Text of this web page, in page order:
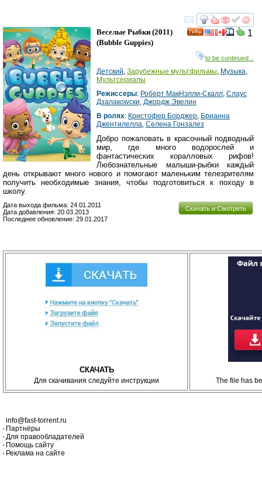
смотреть
1
Веселые Рыбки (2011)
(Bubble Guppies)
to be continued...
Детский Зарубежные мультфильмы Музыка
Мультсериалы
Режиссеры: Роберт МакНэлли-Скалл Cлаус
Дзалакоwски Джордж Эвелин
В ролях: Кристофер Борджер Брианна
Джентилелла Селена Гонзалез
Добро пожаловать в красочный подводный
мир, где много водорослей и
фантастических коралловых рифов!
Любознательные малыши-рыбки каждый
день открывают много нового и помогают маленьким телезрителям
получить необходимые знания, чтобы подготовиться к походу в
школу.
Скачать и Смотреть
Дата выхода фильма: 24.01.2011
Дата добавления: 20.03.2013
Последнее обновление: 29.01.2017
СКАЧАТЬ
Для скачивания следуйте инструкции The file has
info@fast-torrent.ru
Партнёры
Для правообладателей
Помощь сайту
Реклама на сайте